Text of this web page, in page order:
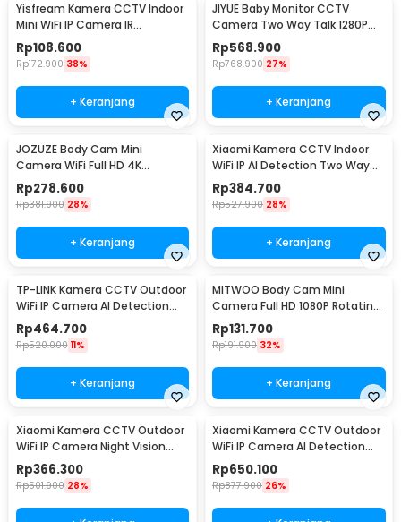
Yisfream Kamera CCTV Indoor
Mini WiFi IP Camera IR
Detection 1MP 480P - Y-36
Rp108.600
Rp172.900 38%
+ Keranjang
JIYUE Baby Monitor CCTV
Camera Two Way Talk 1280P
1500 mAh - ABM-900
Rp568.900
Rp768.900 27%
+ Keranjang
JOZUZE Body Cam Mini
Camera WiFi Full HD 4K
Rotating Lens 1000mAh - L11
Rp278.600
Rp381.900 28%
+ Keranjang
Xiaomi Kamera CCTV Indoor
WiFi IP AI Detection Two Way
Audio 3MP 2K - C300
Rp384.700
Rp527.900 28%
+ Keranjang
TP-LINK Kamera CCTV Outdoor
WiFi IP Camera AI Detection
IP65 4MP 1080P - Tapo C500
Rp464.700
Rp520.000 11%
+ Keranjang
MITWOO Body Cam Mini
Camera Full HD 1080P Rotating
Lens 400mAh - D3
Rp131.700
Rp191.900 32%
+ Keranjang
Xiaomi Kamera CCTV Outdoor
WiFi IP Camera Night Vision
IP65 2MP 1080P - AW200
Rp366.300
Rp501.900 28%
Xiaomi Kamera CCTV Outdoor
WiFi IP Camera AI Detection
IP66 4MP 2.5K - CW300
Rp650.100
Rp877.900 26%